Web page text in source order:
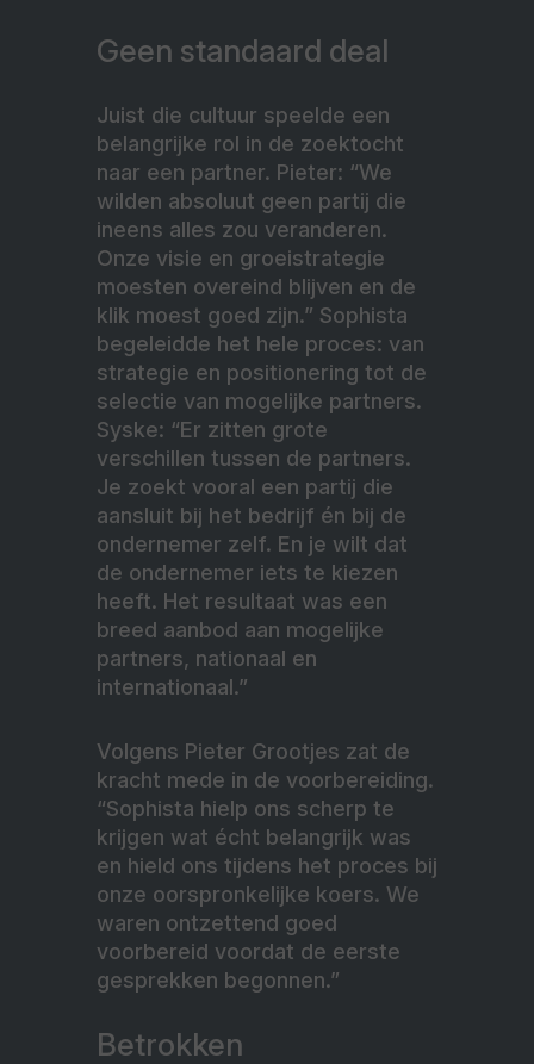
Geen standaard deal
Juist die cultuur speelde een
belangrijke rol in de zoektocht
naar een partner. Pieter: “We
wilden absoluut geen partij die
ineens alles zou veranderen.
Onze visie en groeistrategie
moesten overeind blijven en de
klik moest goed zijn.” Sophista
begeleidde het hele proces: van
strategie en positionering tot de
selectie van mogelijke partners.
Syske: “Er zitten grote
verschillen tussen de partners.
Je zoekt vooral een partij die
aansluit bij het bedrijf én bij de
ondernemer zelf. En je wilt dat
de ondernemer iets te kiezen
heeft. Het resultaat was een
breed aanbod aan mogelijke
partners, nationaal en
internationaal.”
Volgens Pieter Grootjes zat de
kracht mede in de voorbereiding.
“Sophista hielp ons scherp te
krijgen wat écht belangrijk was
en hield ons tijdens het proces bij
onze oorspronkelijke koers. We
waren ontzettend goed
voorbereid voordat de eerste
gesprekken begonnen.”
Betrokken